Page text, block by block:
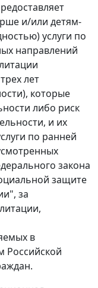
и/или детям-
услуги по
направлений
лет
которые
либо риск
и их
по ранней
закона
защите
за
в
Российской